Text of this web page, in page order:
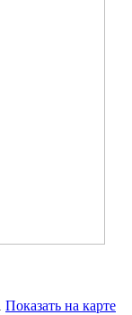
Показать на карте